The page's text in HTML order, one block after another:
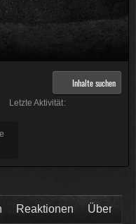
.
noch mal
€ für
50-60 €
alles
Inhalte suchen
Letzte Aktivität
Reaktionen Über